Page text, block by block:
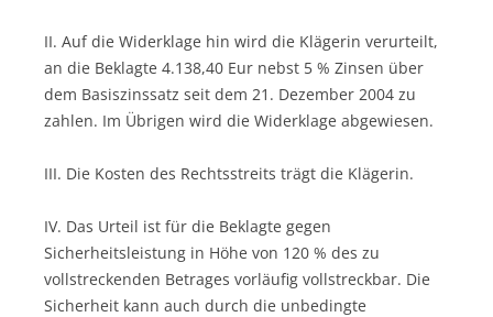
II. Auf die Widerklage hin wird die Klägerin verurteilt,
an die Beklagte 4.138,40 Eur nebst 5 % Zinsen über
dem Basiszinssatz seit dem 21. Dezember 2004 zu
zahlen. Im Übrigen wird die Widerklage abgewiesen.
III. Die Kosten des Rechtsstreits trägt die Klägerin.
IV. Das Urteil ist für die Beklagte gegen
Sicherheitsleistung in Höhe von 120 % des zu
vollstreckenden Betrages vorläufig vollstreckbar. Die
Sicherheit kann auch durch die unbedingte